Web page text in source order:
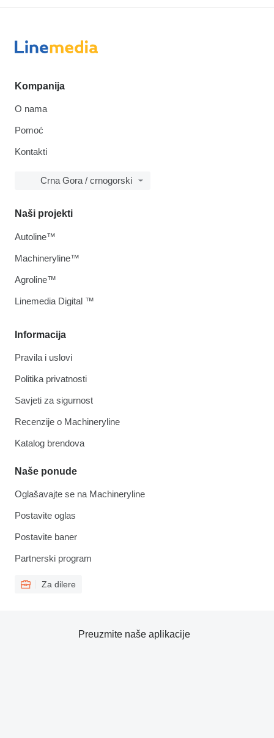
Kompanija
O nama
Pomoć
Kontakti
Crna Gora / crnogorski
Informacija
Pravila i uslovi
Politika privatnosti
Savjeti za sigurnost
Recenzije o Machineryline
Katalog brendova
Naše ponude
Oglašavajte se na Machineryline
Postavite oglas
Postavite baner
Partnerski program
Za dilere
Naši projekti
Autoline™
Machineryline™
Agroline™
Linemedia Digital ™
Preuzmite naše aplikacije